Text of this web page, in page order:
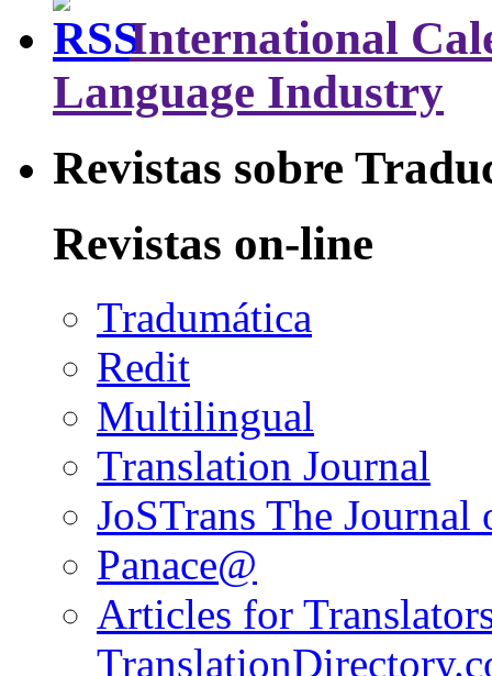
International
Language Industry
Revistas sobre
Revistas on-line
Tradumática
Redit
Multilingual
Translation Journal
JoSTrans The
Panace@
Articles for